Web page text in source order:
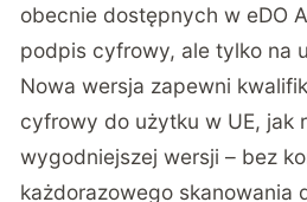
obecnie dostępnych w eDO
podpis cyfrowy, ale tylko na
Nowa wersja zapewni
cyfrowy do użytku w UE, jak
wygodniejszej wersji – bez
każdorazowego skanowania